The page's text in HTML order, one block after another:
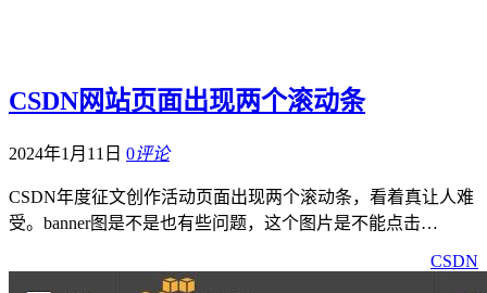
CSDN网站页面出现两个滚动条
2024年1月11日 0评论
CSDN年度征文创作活动页面出现两个滚动条，看着真让人难
受。banner图是不是也有些问题，这个图片是不能点击…
CSDN